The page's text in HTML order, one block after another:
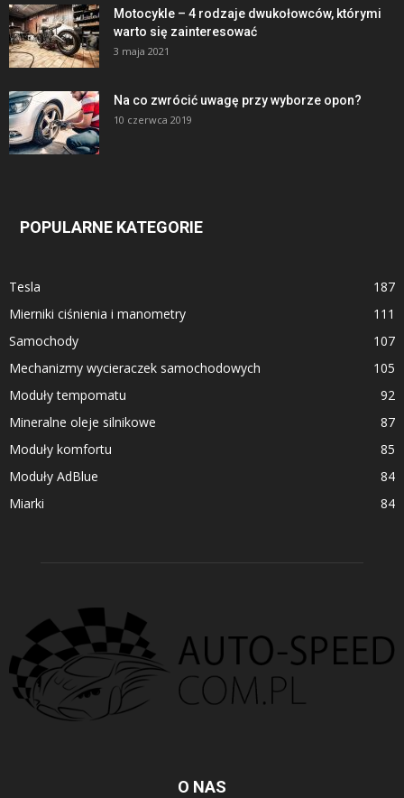
Motocykle – 4 rodzaje dwukołowców, którymi
warto się zainteresować
3 maja 2021
Na co zwrócić uwagę przy wyborze opon?
10 czerwca 2019
POPULARNE KATEGORIE
Tesla
187
Mierniki ciśnienia i manometry
111
Samochody
107
Mechanizmy wycieraczek samochodowych
105
Moduły tempomatu
92
Mineralne oleje silnikowe
87
Moduły komfortu
85
Moduły AdBlue
84
Miarki
84
O NAS